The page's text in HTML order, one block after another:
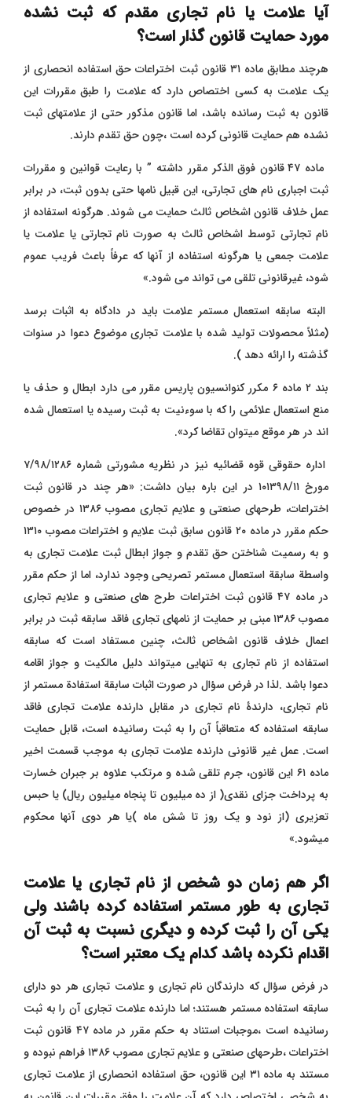
آیا علامت یا نام تجاری مقدم که ثبت نشده
مورد حمایت قانون گذار است؟
هرچند مطابق ماده ۳۱ قانون ثبت اختراعات حق استفاده انحصاری از
یک علامت به کسی اختصاص دارد که علامت را طبق مقررات این
قانون به ثبت رسانده باشد، اما قانون مذکور حتی از علامتهای ثبت
نشده هم حمایت قانونی کرده است ،چون حق تقدم دارند.
ماده ۴۷ قانون فوق الذکر مقرر داشته ” با رعایت قوانین و مقررات
ثبت اجباری نام های تجارتی، این قبیل نامها حتی بدون ثبت، در برابر
عمل خلاف قانون اشخاص ثالث حمایت می شوند. هرگونه استفاده از
نام تجارتی توسط اشخاص ثالث به صورت نام تجارتی یا علامت یا
علامت جمعی یا هرگونه استفاده از آنها که عرفاً باعث فریب عموم
شود، غیرقانونی تلقی می تواند می شود.»
البته سابقه استعمال مستمر علامت باید در دادگاه به اثبات برسد
(مثلاً محصولات تولید شده با علامت تجاری موضوع دعوا در سنوات
گذشته را ارائه دهد ).
بند ۲ ماده ۶ مکرر کنوانسیون پاریس مقرر می دارد ابطال و حذف یا
منع استعمال علائمی را که با سوءنیت به ثبت رسیده یا استعمال شده
اند در هر موقع میتوان تقاضا کرد».
اداره حقوقی قوه قضائیه نیز در نظریه مشورتى شماره ۷/۹۸/۱۲۸۶
مورخ ۱۰۱۳۹۸/۱۱ در این باره بیان داشت: «هر چند در قانون ثبت
اختراعات، طرحهای صنعتی و علایم تجاری مصوب ۱۳۸۶ در خصوص
حکم مقرر در ماده ۲۰ قانون سابق ثبت علایم و اختراعات مصوب ۱۳۱۰
و به رسمیت شناختن حق تقدم و جواز ابطال ثبت علامت تجاری به
واسطة سابقة استعمال مستمر تصریحی وجود ندارد، اما از حکم مقرر
در ماده ۴۷ قانون ثبت اختراعات طرح های صنعتی و علایم تجاری
مصوب ۱۳۸۶ مبنی بر حمایت از نامهای تجاری فاقد سابقه ثبت در برابر
اعمال خلاف قانون اشخاص ثالث، چنین مستفاد است که سابقه
استفاده از نام تجاری به تنهایی میتواند دلیل مالکیت و جواز اقامه
دعوا باشد .لذا در فرض سؤال در صورت اثبات سابقة استفادة مستمر از
نام تجاری، دارندۀ نام تجاری در مقابل دارنده علامت تجاری فاقد
سابقه استفاده که متعاقباً آن را به ثبت رسانیده است، قابل حمایت
است. عمل غیر قانونی دارنده علامت تجاری به موجب قسمت اخیر
ماده ۶۱ این قانون، جرم تلقی شده و مرتکب علاوه بر جبران خسارت
به پرداخت جزای نقدی( از ده میلیون تا پنجاه میلیون ریال) یا حبس
تعزیری (از نود و یک روز تا شش ماه )یا هر دوی آنها محکوم
میشود.»
اگر هم زمان دو شخص از نام تجاری یا علامت
تجاری به طور مستمر استفاده کرده باشند ولی
یکی آن را ثبت کرده و دیگری نسبت به ثبت آن
اقدام نکرده باشد کدام یک معتبر است؟
در فرض سؤال که دارندگان نام تجاری و علامت تجاری هر دو دارای
سابقه استفاده مستمر هستند؛ اما دارنده علامت تجاری آن را به ثبت
رسانیده است ،موجبات استناد به حکم مقرر در ماده ۴۷ قانون ثبت
اختراعات ،طرحهای صنعتی و علایم تجاری مصوب ۱۳۸۶ فراهم نبوده و
مستند به ماده ۳۱ این قانون، حق استفاده انحصاری از علامت تجاری